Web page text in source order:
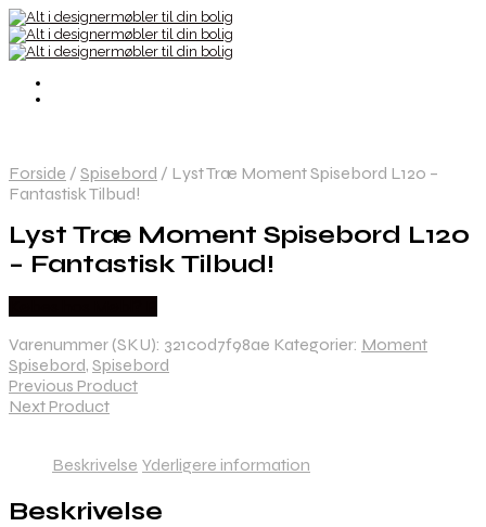
Forside / Spisebord / Lyst Træ Moment Spisebord L120 –
Fantastisk Tilbud!
Lyst Træ Moment Spisebord L120
– Fantastisk Tilbud!
Varenummer (SKU): 321c0d7f98ae Kategorier: Moment
Spisebord, Spisebord
Previous Product
Next Product
Beskrivelse Yderligere information
Beskrivelse